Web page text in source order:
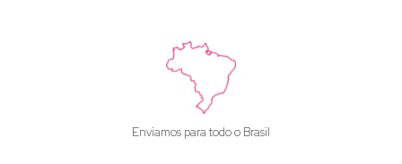
Enviamos para todo o Brasil